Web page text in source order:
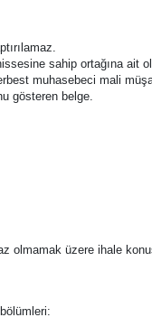
sahip ortağına ait
muhasebeci mali
gösteren belge.
olmamak üzere ihale